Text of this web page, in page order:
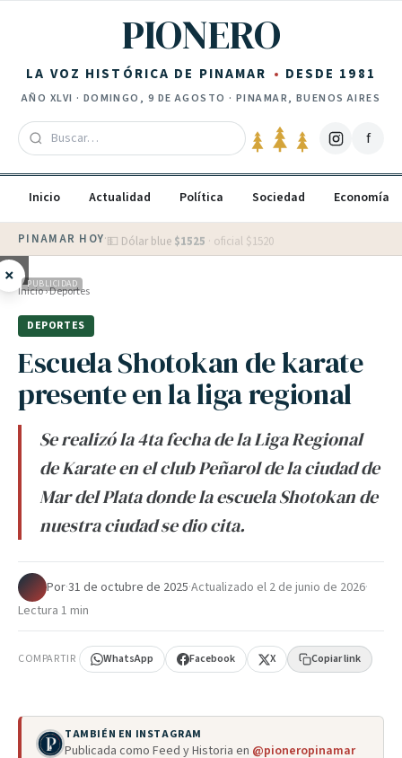
PIONERO
LA VOZ HISTÓRICA DE PINAMAR DESDE 1981
AÑO XLVI · DOMINGO, 9 DE AGOSTO · PINAMAR, BUENOS AIRES
f
Inicio Actualidad Política Sociedad Economía
PINAMAR HOY·💵 Dólar blue $1525 · oficial $1520
× PUBLICIDAD
Inicio›Deportes
DEPORTES
Escuela Shotokan de karate
presente en la liga regional
Se realizó la 4ta fecha de la Liga Regional
de Karate en el club Peñarol de la ciudad de
Mar del Plata donde la escuela Shotokan de
nuestra ciudad se dio cita.
Por·31 de octubre de 2025·Actualizado el 2 de junio de 2026·
Lectura 1 min
COMPARTIR WhatsApp Facebook X Copiar link
TAMBIÉN EN INSTAGRAM
Publicada como Feed y Historia en @pioneropinamar